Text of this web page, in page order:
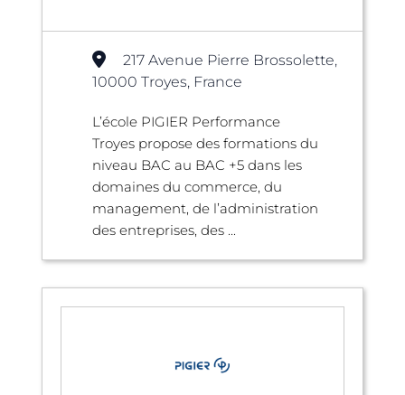
217 Avenue Pierre Brossolette,
10000 Troyes, France
L’école PIGIER Performance
Troyes propose des formations du
niveau BAC au BAC +5 dans les
domaines du commerce, du
management, de l’administration
des entreprises, des ...